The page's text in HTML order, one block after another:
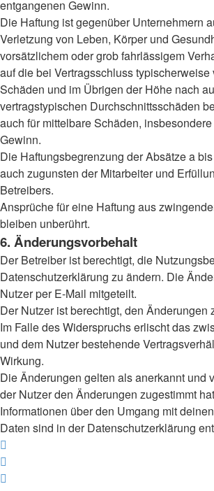
entgangenen Gewinn.
Die Haftung ist gegenüber Unternehmern
Verletzung von Leben, Körper und
vorsätzlichem oder grob fahrlässigem
auf die bei Vertragsschluss typischerweise
Schäden und im Übrigen der Höhe nach
vertragstypischen Durchschnittsschäden
auch für mittelbare Schäden,
Gewinn.
Die Haftungsbegrenzung der Absätze a
auch zugunsten der Mitarbeiter und
Betreibers.
Ansprüche für eine Haftung aus
bleiben unberührt.
6. Änderungsvorbehalt
Der Betreiber ist berechtigt, die
Datenschutzerklärung zu ändern. Die
Nutzer per E-Mail mitgeteilt.
Der Nutzer ist berechtigt, den Änderungen
Im Falle des Widerspruchs erlischt das
und dem Nutzer bestehende
Wirkung.
Die Änderungen gelten als anerkannt und
der Nutzer den Änderungen zugestimmt
Informationen über den Umgang mit
Daten sind in der Datenschutzerklärung